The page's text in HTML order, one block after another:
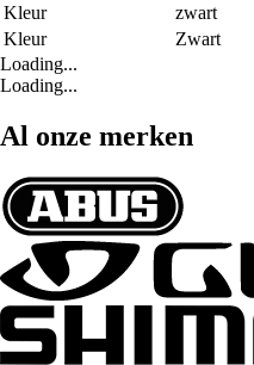
Kleur
zwart
Kleur
Zwart
Loading...
Loading...
Al onze merken